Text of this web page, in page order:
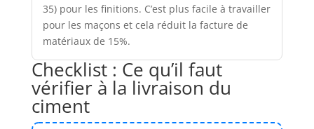
35) pour les finitions. C’est plus facile à travailler
pour les maçons et cela réduit la facture de
matériaux de 15%.
Checklist : Ce qu’il faut
vérifier à la livraison du
ciment